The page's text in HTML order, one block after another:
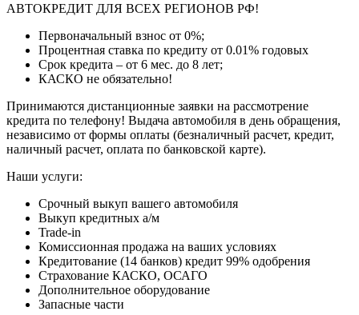
АВТОКРЕДИТ ДЛЯ ВСЕХ РЕГИОНОВ РФ!
Первоначальный взнос от 0%;
Процентная ставка по кредиту от 0.01% годовых
Срок кредита – от 6 мес. до 8 лет;
КАСКО не обязательно!
Принимаются дистанционные заявки на рассмотрение
кредита по телефону! Выдача автомобиля в день обращения,
независимо от формы оплаты (безналичный расчет, кредит,
наличный расчет, оплата по банковской карте).
Наши услуги:
Срочный выкуп вашего автомобиля
Выкуп кредитных а/м
Trade-in
Комиссионная продажа на ваших условиях
Кредитование (14 банков) кредит 99% одобрения
Страхование КАСКО, ОСАГО
Дополнительное оборудование
Запасные части